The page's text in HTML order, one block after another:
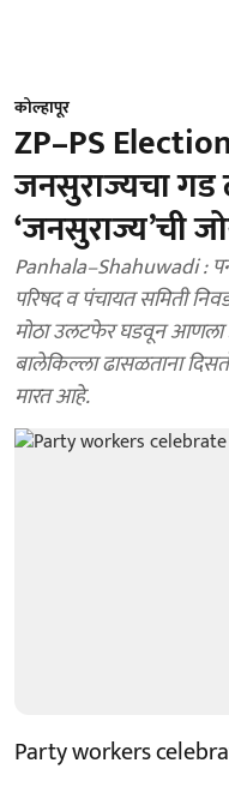
कोल्हापूर
ZP–PS
जनसुराज्यचा गड
‘जनसुराज्य’ची
Panhala–Shahuwadi :
परिषद व पंचायत समिती
मोठा उलटफेर घडवून आणला
बालेकिल्ला ढासळताना
मारत आहे.
Party workers